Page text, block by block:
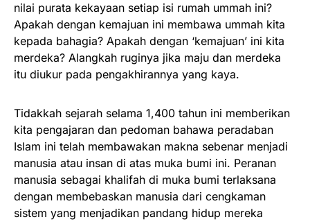
nilai purata kekayaan setiap isi rumah ummah ini?
Apakah dengan kemajuan ini membawa ummah kita
kepada bahagia? Apakah dengan ‘kemajuan’ ini kita
merdeka? Alangkah ruginya jika maju dan merdeka
itu diukur pada pengakhirannya yang kaya.
Tidakkah sejarah selama 1,400 tahun ini memberikan
kita pengajaran dan pedoman bahawa peradaban
Islam ini telah membawakan makna sebenar menjadi
manusia atau insan di atas muka bumi ini. Peranan
manusia sebagai khalifah di muka bumi terlaksana
dengan membebaskan manusia dari cengkaman
sistem yang menjadikan pandang hidup mereka